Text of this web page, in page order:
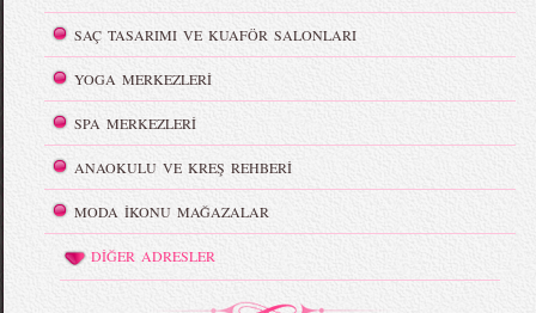
SAÇ TASARIMI VE KUAFÖR SALONLARI
YOGA MERKEZLERİ
SPA MERKEZLERİ
ANAOKULU VE KREŞ REHBERİ
MODA İKONU MAĞAZALAR
DİĞER ADRESLER